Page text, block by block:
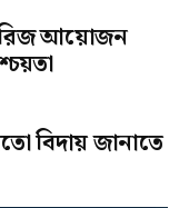
আয়োজন
বিদায় জানাতে